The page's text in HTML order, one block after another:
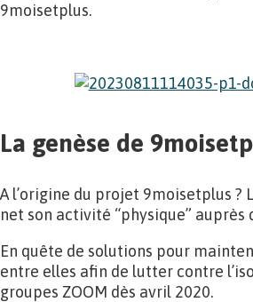
9moisetplus.
La genèse de
A l’origine du projet 9moisetplus ?
net son activité “physique” auprès
En quête de solutions pour
entre elles afin de lutter contre
groupes ZOOM dès avril 2020.